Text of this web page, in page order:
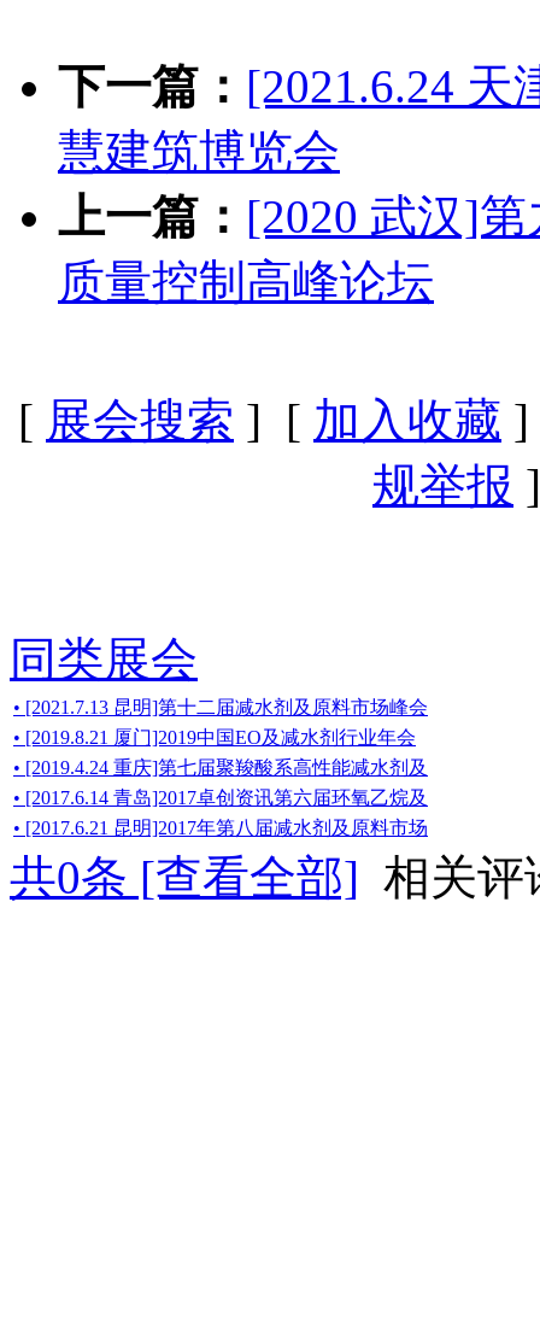
下一篇： [2021.6.24
慧建筑博览会
上一篇： [2020 武汉]
质量控制高峰论坛
[ 展会搜索 ] [ 加入收藏
规举报
同类展会
• [2021.7.13 昆明]第十二届减水剂及原料市场峰会
• [2019.8.21 厦门]2019中国EO及减水剂行业年会
• [2019.4.24 重庆]第七届聚羧酸系高性能减水剂及
• [2017.6.14 青岛]2017卓创资讯第六届环氧乙烷及
• [2017.6.21 昆明]2017年第八届减水剂及原料市场
共0条 [查看全部] 相关评